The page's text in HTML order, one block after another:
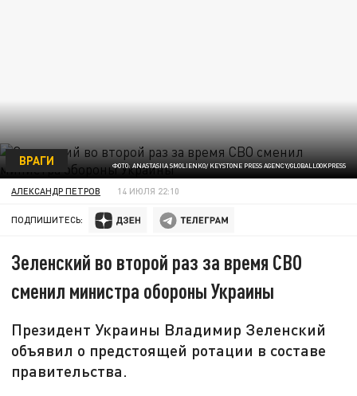
ФОТО: ANASTASIIA SMOLIENKO/ KEYSTONE PRESS AGENCY/GLOBALLOOKPRESS
ВРАГИ
АЛЕКСАНДР ПЕТРОВ 14 ИЮЛЯ 22:10
ПОДПИШИТЕСЬ:
Зеленский во второй раз за время СВО
сменил министра обороны Украины
Президент Украины Владимир Зеленский
объявил о предстоящей ротации в составе
правительства.